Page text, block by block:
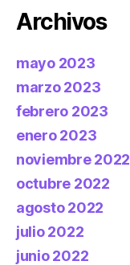
Archivos
mayo 2023
marzo 2023
febrero 2023
enero 2023
noviembre 2022
octubre 2022
agosto 2022
julio 2022
junio 2022